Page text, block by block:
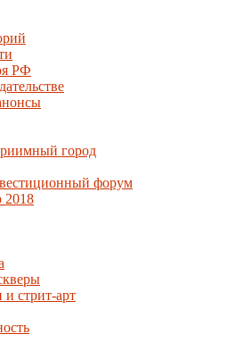
РФ
город
форум
2018
стрит-арт